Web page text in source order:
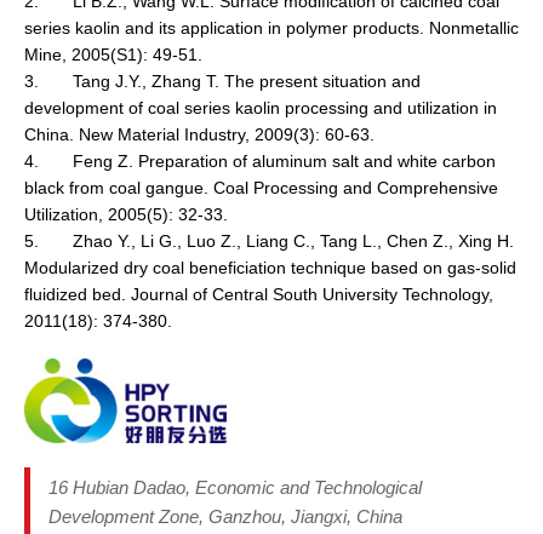
series kaolin and its application in polymer products. Nonmetallic
Mine, 2005(S1): 49-51.
3. Tang J.Y., Zhang T. The present situation and
development of coal series kaolin processing and utilization in
China. New Material Industry, 2009(3): 60-63.
4. Feng Z. Preparation of aluminum salt and white carbon
black from coal gangue. Coal Processing and Comprehensive
Utilization, 2005(5): 32-33.
5. Zhao Y., Li G., Luo Z., Liang C., Tang L., Chen Z., Xing H.
Modularized dry coal beneficiation technique based on gas-solid
fluidized bed. Journal of Central South University Technology,
2011(18): 374-380.
16 Hubian Dadao, Economic and Technological
Development Zone, Ganzhou, Jiangxi, China